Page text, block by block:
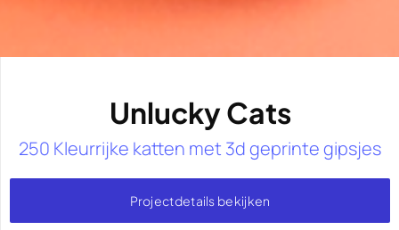
Unlucky Cats
250 Kleurrijke katten met 3d geprinte gipsjes
Projectdetails bekijken